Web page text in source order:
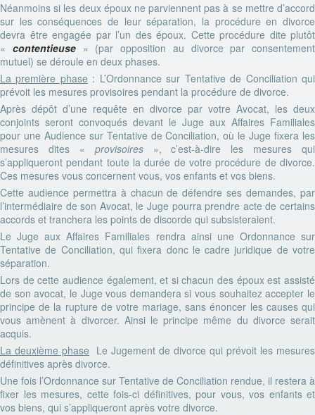
Néanmoins si les deux époux ne parviennent pas à se mettre d’accord
sur les conséquences de leur séparation, la procédure en divorce
devra être engagée par l’un des époux. Cette procédure dite plutôt
« contentieuse» (par opposition au divorce par consentement
mutuel) se déroule en deux phases.
La première phase : L’Ordonnance sur Tentative de Conciliation qui
prévoit les mesures provisoires pendant la procédure de divorce.
Après dépôt d’une requête en divorce par votre Avocat, les deux
conjoints seront convoqués devant le Juge aux Affaires Familiales
pour une Audience sur Tentative de Conciliation, où le Juge fixera les
mesures dites « provisoires», c’est-à-dire les mesures qui
s’appliqueront pendant toute la durée de votre procédure de divorce.
Ces mesures vous concernent vous, vos enfants et vos biens.
Cette audience permettra à chacun de défendre ses demandes, par
l’intermédiaire de son Avocat, le Juge pourra prendre acte de certains
accords et tranchera les points de discorde qui subsisteraient.
Le Juge aux Affaires Familiales rendra ainsi une Ordonnance sur
Tentative de Conciliation, qui fixera donc le cadre juridique de votre
séparation.
Lors de cette audience également, et si chacun des époux est assisté
de son avocat, le Juge vous demandera si vous souhaitez accepter le
principe de la rupture de votre mariage, sans énoncer les causes qui
vous amènent à divorcer. Ainsi le principe même du divorce serait
acquis.
La deuxième phase Le Jugement de divorce qui prévoit les mesures
définitives après divorce.
Une fois l’Ordonnance sur Tentative de Conciliation rendue, il restera à
fixer les mesures, cette fois-ci définitives, pour vous, vos enfants et
vos biens, qui s’appliqueront après votre divorce.